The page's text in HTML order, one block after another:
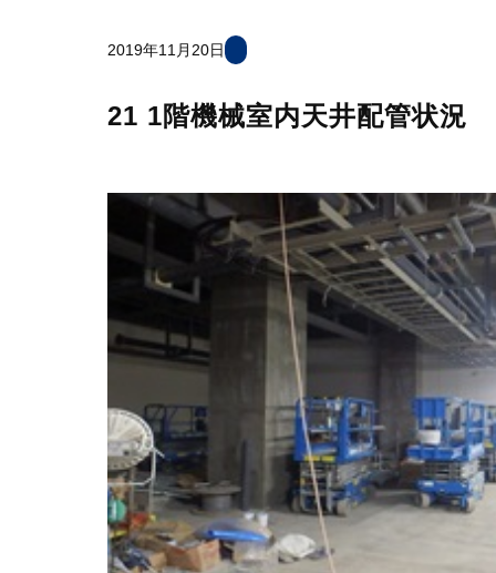
2019年11月20日
21 1階機械室内天井配管状況